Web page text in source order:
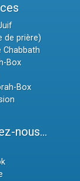
de prière)
Chabbath
Box
Box
nous...